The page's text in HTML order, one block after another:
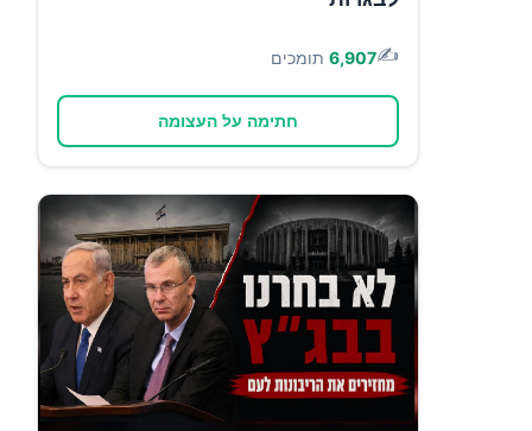
✍️
6,907 תומכים
חתימה על העצומה